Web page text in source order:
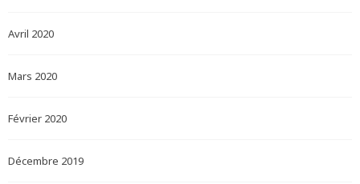
Avril 2020
Mars 2020
Février 2020
Décembre 2019